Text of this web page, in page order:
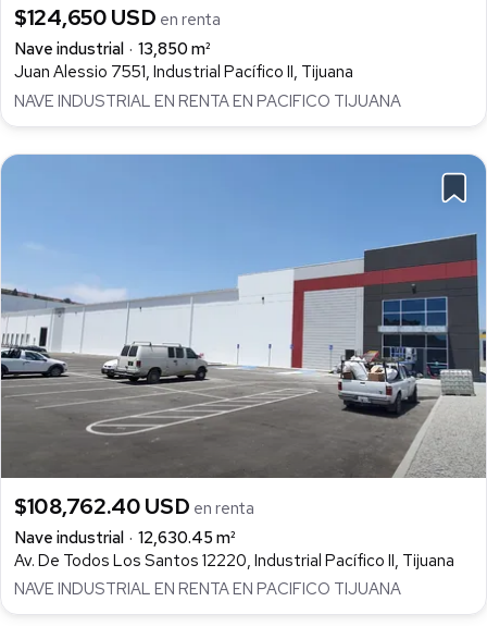
$124,650 USD en renta
Nave industrial
13,850 m²
Juan Alessio 7551, Industrial Pacífico II, Tijuana
NAVE INDUSTRIAL EN RENTA EN PACIFICO TIJUANA
$108,762.40 USD en renta
Nave industrial
12,630.45 m²
Av. De Todos Los Santos 12220, Industrial Pacífico II, Tijuana
NAVE INDUSTRIAL EN RENTA EN PACIFICO TIJUANA